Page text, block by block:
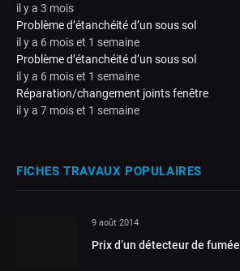
il y a 3 mois
Problème d’étanchéité d’un sous sol
il y a 6 mois et 1 semaine
Problème d’étanchéité d’un sous sol
il y a 6 mois et 1 semaine
Réparation/changement joints fenêtre
il y a 7 mois et 1 semaine
FICHES TRAVAUX POPULAIRES
9 août 2014
Prix d’un détecteur de fumée